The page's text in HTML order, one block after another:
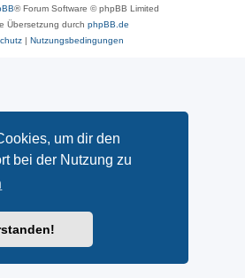
um dir den
bei der Nutzung zu
® Forum Software © phpBB Limited
Übersetzung durch phpBB.de
| Nutzungsbedingungen